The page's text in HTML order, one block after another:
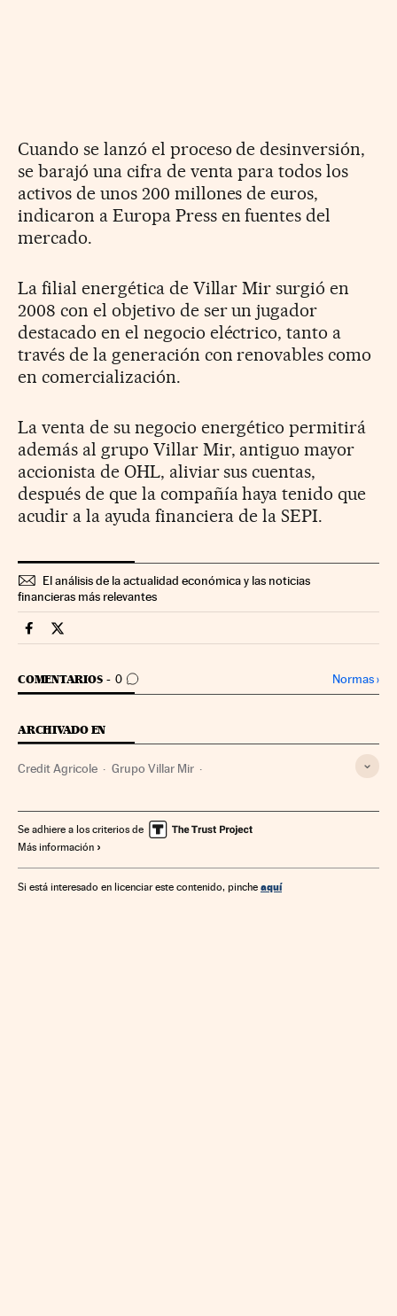
Cuando se lanzó el proceso de desinversión,
se barajó una cifra de venta para todos los
activos de unos 200 millones de euros,
indicaron a Europa Press en fuentes del
mercado.
La filial energética de Villar Mir surgió en
2008 con el objetivo de ser un jugador
destacado en el negocio eléctrico, tanto a
través de la generación con renovables como
en comercialización.
La venta de su negocio energético permitirá
además al grupo Villar Mir, antiguo mayor
accionista de OHL, aliviar sus cuentas,
después de que la compañía haya tenido que
acudir a la ayuda financiera de la SEPI.
El análisis de la actualidad económica y las noticias
financieras más relevantes
Companias Cinco Días en Facebook
Companias Cinco Días en Twitter
COMENTARIOS 0
IR A LOS COMENTARIOS Normas›
ARCHIVADO EN
Credit Agricole Grupo Villar Mir
Suministro electricidad Suministro energía
Se adhiere a los criterios de
Más información
Si está interesado en licenciar este contenido, pinche aquí